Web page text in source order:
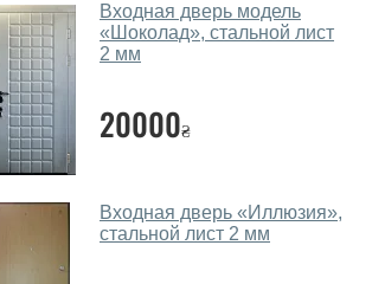
Входная дверь модель
«Шоколад», стальной лист
2 мм
20000₴
Входная дверь «Иллюзия»,
стальной лист 2 мм